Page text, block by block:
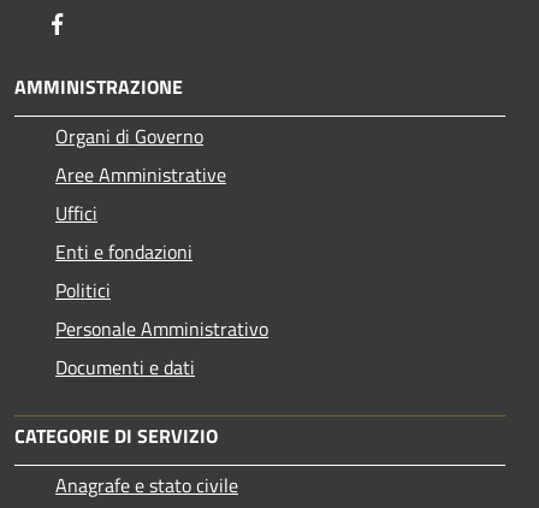
AMMINISTRAZIONE
Organi di Governo
Aree Amministrative
Uffici
Enti e fondazioni
Politici
Personale Amministrativo
Documenti e dati
CATEGORIE DI SERVIZIO
Anagrafe e stato civile